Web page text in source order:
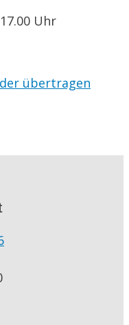
Uhr
übertragen